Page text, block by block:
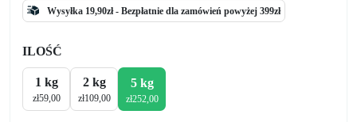
Wysyłka 19,90zł - Bezpłatnie dla zamówień powyżej 399zł
ILOŚĆ
1 kg
zł59,00
2 kg
zł109,00
5 kg
zł252,00